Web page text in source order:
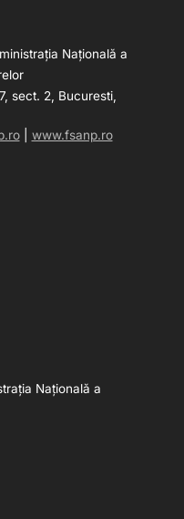
Națională a
sect. 2, Bucuresti,
| www.fsanp.ro
Națională a